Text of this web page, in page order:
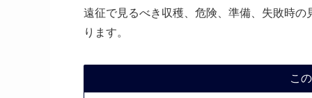
遠征で見るべき収穫、危険、準備、失敗時
ります。
こ